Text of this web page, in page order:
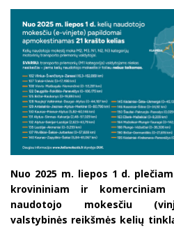
Nuo 2025 m. liepos 1 d.
krovininiam ir
naudotojo mokesčiu
valstybinės reikšmės kelių